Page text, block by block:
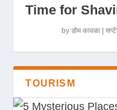
Time for
byडोम कावळा |
TOURISM